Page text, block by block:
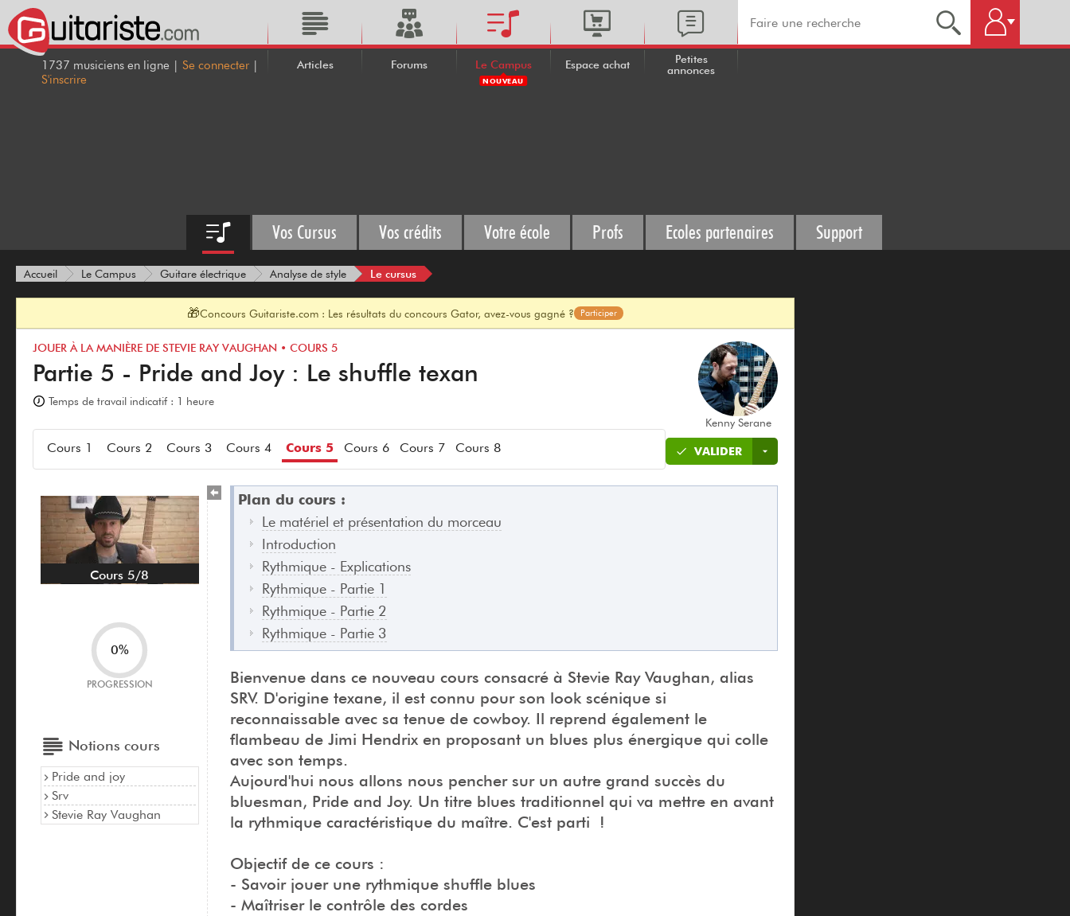
1737 musiciens en ligne | Se connecter |
S'inscrire
Articles Forums Le Campus
NOUVEAU
Espace achat
Petites
annonces
Vos Cursus Vos crédits Votre école Profs Ecoles partenaires Support
Accueil Le Campus Guitare électrique Analyse de style Le cursus
🎁Concours Guitariste.com : Les résultats du concours Gator, avez-vous gagné ? Participer
JOUER À LA MANIÈRE DE STEVIE RAY VAUGHAN • COURS 5
Partie 5 - Pride and Joy : Le shuffle texan
Temps de travail indicatif : 1 heure
Kenny Serane
Cours 1 Cours 2 Cours 3 Cours 4 Cours 5 Cours 6 Cours 7 Cours 8 VALIDER
Plan du cours :
Le matériel et présentation du morceau
Introduction
Rythmique - Explications
Rythmique - Partie 1
Rythmique - Partie 2
Rythmique - Partie 3
Bienvenue dans ce nouveau cours consacré à Stevie Ray Vaughan, alias
SRV. D'origine texane, il est connu pour son look scénique si
reconnaissable avec sa tenue de cowboy. Il reprend également le
flambeau de Jimi Hendrix en proposant un blues plus énergique qui colle
avec son temps.
Aujourd'hui nous allons nous pencher sur un autre grand succès du
bluesman, Pride and Joy. Un titre blues traditionnel qui va mettre en avant
la rythmique caractéristique du maître. C'est parti !
Objectif de ce cours :
- Savoir jouer une rythmique shuffle blues
- Maîtriser le contrôle des cordes
Cours 5/8
0%
PROGRESSION
Notions cours
Pride and joy
Srv
Stevie Ray Vaughan